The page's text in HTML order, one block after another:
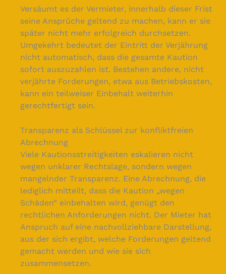
Versäumt es der Vermieter, innerhalb dieser Frist
seine Ansprüche geltend zu machen, kann er sie
später nicht mehr erfolgreich durchsetzen.
Umgekehrt bedeutet der Eintritt der Verjährung
nicht automatisch, dass die gesamte Kaution
sofort auszuzahlen ist. Bestehen andere, nicht
verjährte Forderungen, etwa aus Betriebskosten,
kann ein teilweiser Einbehalt weiterhin
gerechtfertigt sein.
Transparenz als Schlüssel zur konfliktfreien
Abrechnung
Viele Kautionsstreitigkeiten eskalieren nicht
wegen unklarer Rechtslage, sondern wegen
mangelnder Transparenz. Eine Abrechnung, die
lediglich mitteilt, dass die Kaution „wegen
Schäden“ einbehalten wird, genügt den
rechtlichen Anforderungen nicht. Der Mieter hat
Anspruch auf eine nachvollziehbare Darstellung,
aus der sich ergibt, welche Forderungen geltend
gemacht werden und wie sie sich
zusammensetzen.